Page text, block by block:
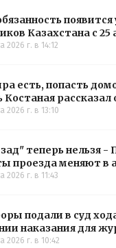
появится
Казахстана с 25
2026 г. в 14:12
есть, попасть
рассказал
2026 г. в 13:10
теперь нельзя -
проезда меняют в
2026 г. в 11:43
подали в суд
наказания для
Алёховой
2026 г. в 10:42